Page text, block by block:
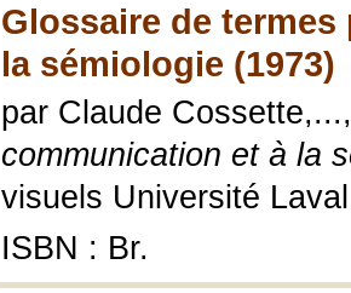
Glossaire de
la sémiologie (1973)
par Claude
communication et à la
visuels Université
ISBN : Br.